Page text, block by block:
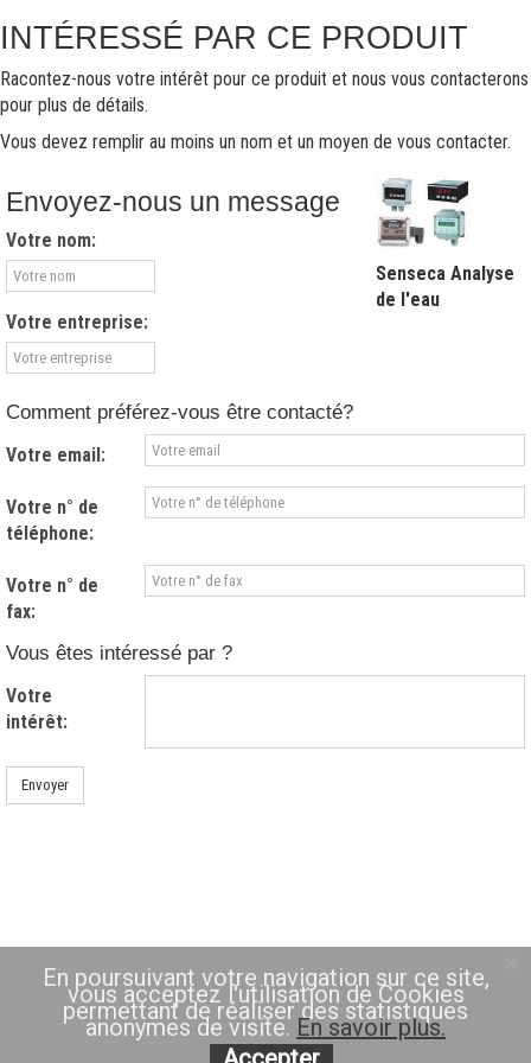
INTÉRESSÉ PAR CE PRODUIT
Racontez-nous votre intérêt pour ce produit et nous vous contacterons
pour plus de détails.
Vous devez remplir au moins un nom et un moyen de vous contacter.
Envoyez-nous un message
Votre nom:
Votre entreprise:
Senseca Analyse
de l'eau
Comment préférez-vous être contacté?
Votre email:
Votre n° de
téléphone:
Votre n° de
fax:
Vous êtes intéressé par ?
Votre
intérêt:
Envoyer
En poursuivant votre navigation sur ce site,
vous acceptez l'utilisation de Cookies
permettant de réaliser des statistiques
anonymes de visite. En savoir plus.